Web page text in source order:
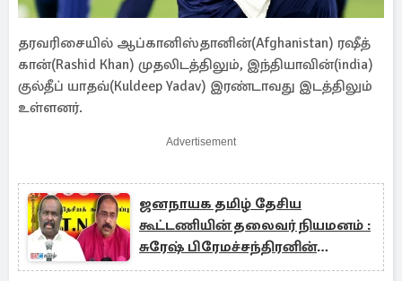
தரவரிசையில் ஆப்கானிஸ்தானின்(Afghanistan) ரஷீத்
கான்(Rashid Khan) முதலிடத்திலும், இந்தியாவின்(india)
குல்தீப் யாதவ்(Kuldeep Yadav) இரண்டாவது இடத்திலும்
உள்ளனர்.
Advertisement
ஜனநாயக தமிழ் தேசிய
கூட்டணியின் தலைவர் நியமனம் :
சுரேஷ் பிரேமச்சந்திரனின்
அறிவிப்பு